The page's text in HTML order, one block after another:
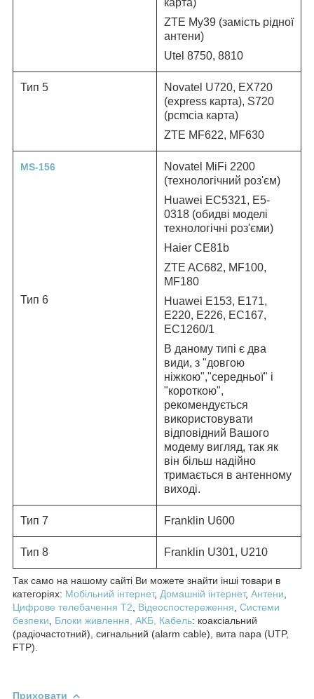
ZTE My39 (замість рідної
антени)
Utel 8750, 8810
Тип 5
Novatel U720, EX720
(express карта), S720
(pcmcia карта)
ZTE MF622, MF630
MS-156
Тип 6
Novatel MiFi 2200
(технологічний роз'єм)
Huawei EC5321, E5-
0318 (обидві моделі
технологічні роз'єми)
Haier CE81b
ZTE AC682, MF100,
MF180
Huawei E153, E171,
E220, E226, EC167,
EC1260/1
В даному типі є два
види, з "довгою
ніжкою","середньої" і
"короткою",
рекомендується
використовувати
відповідний Вашого
модему вигляд, так як
він більш надійно
тримається в антенному
виході.
Тип 7 Franklin U600
Тип 8 Franklin U301, U210
Так само на нашому сайті Ви можете знайти інші товари в
категоріях: Мобільний інтернет, Домашній інтернет, Антени
Цифрове телебачення T2
Відеоспостереження Системи
безпеки
Блоки живлення, АКБ, Кабель: коаксіальний
(радіочастотний), сигнальний (alarm cable), вита пара (UTP,
FTP).
Приховати